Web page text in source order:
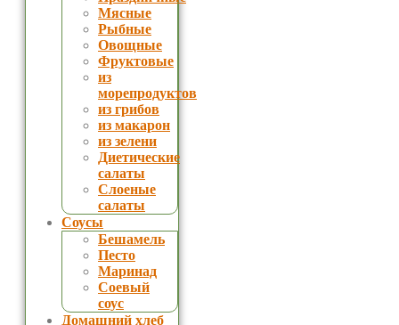
Мясные
Рыбные
Овощные
Фруктовые
из
морепродуктов
из грибов
из макарон
из зелени
Диетические
салаты
Слоеные
салаты
Соусы
Бешамель
Песто
Маринад
Соевый
соус
Домашний хлеб